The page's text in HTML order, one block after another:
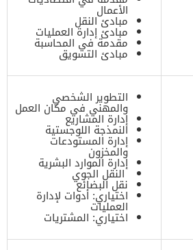
الأعمال
مبادئ النقل
مبادئ إدارة العمليات
مقدمة في المحاسبة
مبادئ التسويق
التطوير الشخصي
والمهني في مكان العمل
إدارة المشاريع
النمذجة اللوجستية
إدارة المستودعات
والمخزون
إدارة الموارد البشرية
النقل الجوي
نقل البضائع
اختياري: أدوات لإدارة
العمليات
اختياري: المشتريات